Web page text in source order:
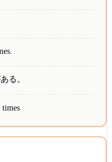
る。
times